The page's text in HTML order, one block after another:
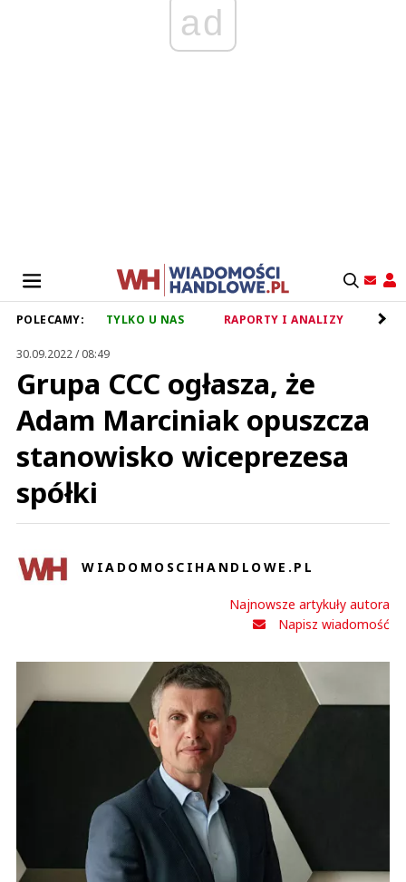
ad
POLECAMY: TYLKO U NAS RAPORTY I ANALIZY
30.09.2022 / 08:49
Grupa CCC ogłasza, że
Adam Marciniak opuszcza
stanowisko wiceprezesa
spółki
WIADOMOSCIHANDLOWE.PL
Najnowsze artykuły autora
Napisz wiadomość